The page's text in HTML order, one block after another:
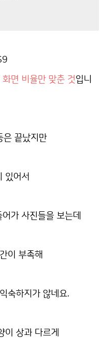
면 비율만 맞춘 것입니
끝났지만
있어서
가 사진들을 보는데
이 부족해
숙하지가 않네요.
이 상과 다르게